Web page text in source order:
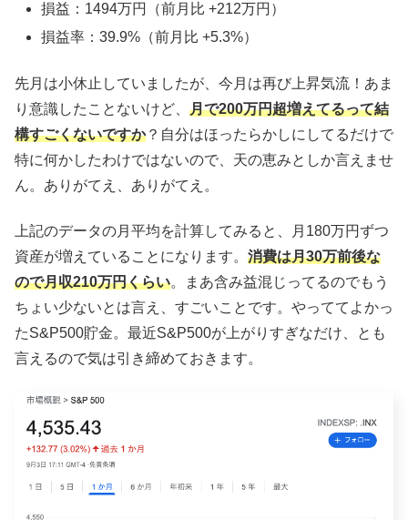
損益：1494万円（前月比 +212万円）
損益率：39.9%（前月比 +5.3%）
先月は小休止していましたが、今月は再び上昇気流！あま
り意識したことないけど、 月で200万円超増えてるって結
構すごくないですか？自分はほったらかしにしてるだけで
特に何かしたわけではないので、天の恵みとしか言えませ
ん。ありがてえ、ありがてえ。
上記のデータの月平均を計算してみると、月180万円ずつ
資産が増えていることになります。 消費は月30万前後な
ので月収210万円くらい。まあ含み益混じってるのでもう
ちょい少ないとは言え、すごいことです。やっててよかっ
たS&P500貯金。最近S&P500が上がりすぎなだけ、とも
言えるので気は引き締めておきます。